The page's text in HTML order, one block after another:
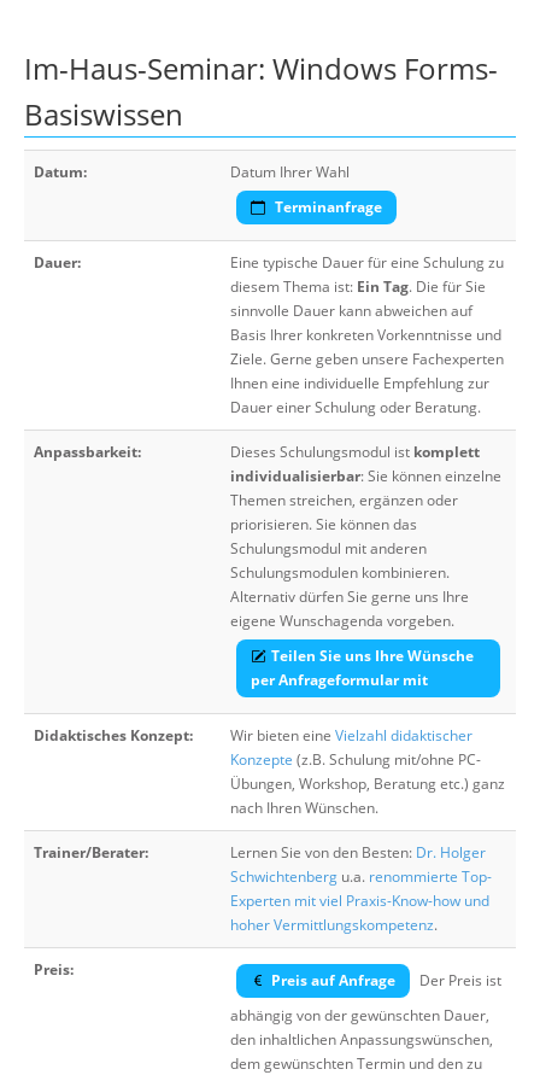
Im-Haus-Seminar: Windows Forms-
Basiswissen
Datum:
Datum Ihrer Wahl
Terminanfrage
Dauer:
Eine typische Dauer für eine Schulung zu
diesem Thema ist: Ein Tag. Die für Sie
sinnvolle Dauer kann abweichen auf
Basis Ihrer konkreten Vorkenntnisse und
Ziele. Gerne geben unsere Fachexperten
Ihnen eine individuelle Empfehlung zur
Dauer einer Schulung oder Beratung.
Anpassbarkeit: Dieses Schulungsmodul ist komplett
individualisierbar: Sie können einzelne
Themen streichen, ergänzen oder
priorisieren. Sie können das
Schulungsmodul mit anderen
Schulungsmodulen kombinieren.
Alternativ dürfen Sie gerne uns Ihre
eigene Wunschagenda vorgeben.
Teilen Sie uns Ihre Wünsche
per Anfrageformular mit
Didaktisches Konzept: Wir bieten eine Vielzahl didaktischer
Konzepte (z.B. Schulung mit/ohne PC-
Übungen, Workshop, Beratung etc.) ganz
nach Ihren Wünschen.
Trainer/Berater: Lernen Sie von den Besten: Dr. Holger
Schwichtenberg u.a. renommierte Top-
Experten mit viel Praxis-Know-how und
hoher Vermittlungskompetenz.
Preis:
Preis auf Anfrage
Der Preis ist
abhängig von der gewünschten Dauer,
den inhaltlichen Anpassungswünschen,
dem gewünschten Termin und den zu